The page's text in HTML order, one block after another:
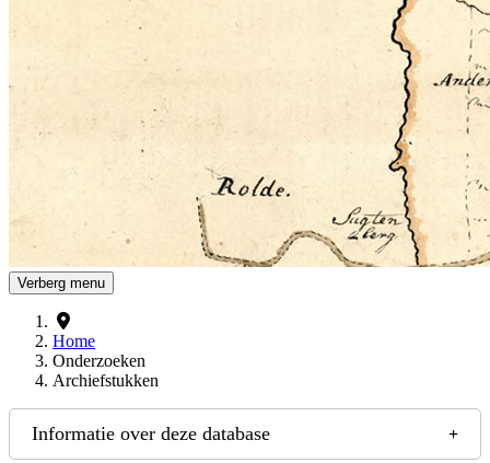
Verberg menu
Home
Onderzoeken
Archiefstukken
Informatie over deze database